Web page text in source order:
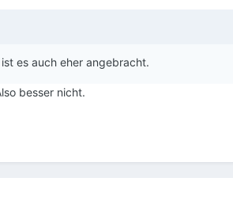
es auch eher angebracht.
besser nicht.